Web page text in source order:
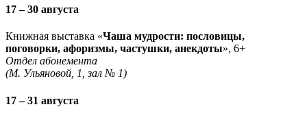
17 – 30 августа
Книжная выставка «Чаша мудрости: пословицы,
поговорки, афоризмы, частушки, анекдоты», 6+
Отдел абонемента
(М. Ульяновой, 1, зал № 1)
17 – 31 августа